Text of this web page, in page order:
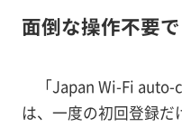
面倒な操作不要
「Japan Wi-Fi
は、一度の初回登録